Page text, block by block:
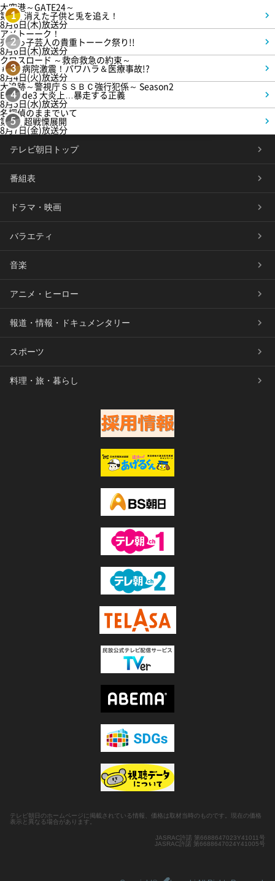
1
大空港～GATE24～
第3話 消えた子供と兎を追え！
8月6日(木)放送分
2
アメトーーク！
売れっ子芸人の貴重トーーク祭り!!
8月6日(木)放送分
3
クロスロード ～救命救急の約束～
＃5 病院激震！パワハラ＆医療事故!?
8月4日(火)放送分
4
大追跡～警視庁ＳＳＢＣ強行犯係～ Season2
Episode3 大炎上…暴走する正義
8月5日(水)放送分
5
名探偵のままでいて
第4話 超戦慄展開
8月7日(金)放送分
テレビ朝日トップ
番組表
ドラマ・映画
バラエティ
音楽
アニメ・ヒーロー
報道・情報・ドキュメンタリー
スポーツ
料理・旅・暮らし
テレビ朝日のホームページに掲載されている情報、価格は取材当時のものです。現在の価格
表示と異なる場合があります。
JASRAC許諾 第6688647023Y41011号
JASRAC許諾 第6688647024Y41005号